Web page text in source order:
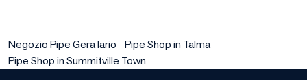
Negozio Pipe Gera lario
Pipe Shop in Talma
Pipe Shop in Summitville Town